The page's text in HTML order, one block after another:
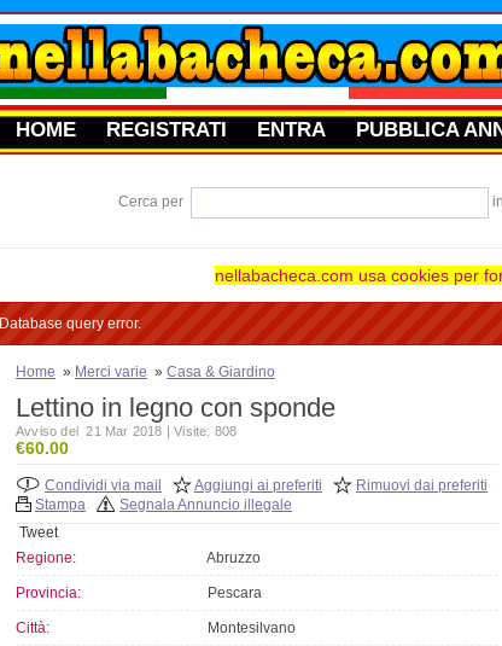
HOME REGISTRATI ENTRA PUBBLICA
Cerca per in
nellabacheca.com usa cookies per
Database query error.
Home » Merci varie » Casa & Giardino
Lettino in legno con sponde
Avviso del 21 Mar 2018 | Visite: 808
€60.00
Condividi via mail Aggiungi ai preferiti
Rimuovi dai preferiti
Stampa
Segnala Annuncio illegale
Tweet
Regione:
Abruzzo
Provincia: Pescara
Città: Montesilvano